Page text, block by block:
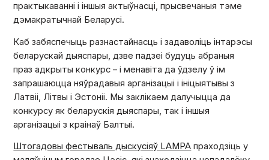
практыкаванні і іншыя актыўнасці, прысвечаныя тэме
дэмакратычнай Беларусі.
Каб забяспечыць разнастайнасць і задаволіць інтарэсы
беларускай дыяспары, дзве падзеі будуць абраныя
праз адкрыты конкурс – і менавіта да ўдзелу ў ім
запрашаюцца няўрадавыя арганізацыі і ініцыятывы з
Латвіі, Літвы і Эстоніі. Мы заклікаем далучыцца да
конкурсу як беларускія дыяспары, так і іншыя
арганізацыі з краінаў Балтыі.
Штогадовы фестываль дыскусіяў LAMPA праходзіць у